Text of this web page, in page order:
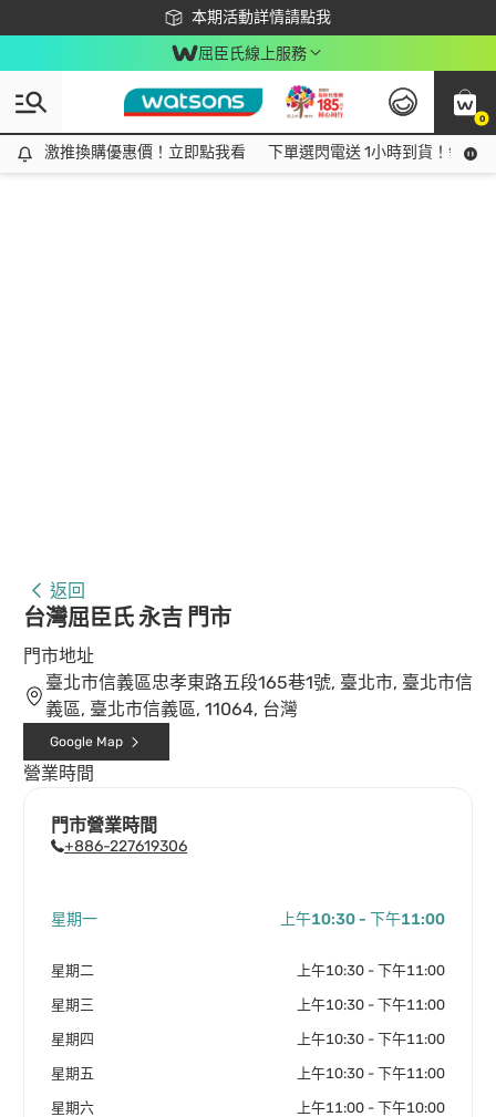
本期活動詳情請點我
下載app最高回饋$350
屈臣氏線上服務
0
激推換購優惠價！立即點我看
激推換購優惠價！立即點我看 下單選閃電送 1小時到貨！領神
返回
台灣屈臣氏 永吉 門市
門市地址
臺北市信義區忠孝東路五段165巷1號, 臺北市, 臺北市信
義區, 臺北市信義區, 11064, 台灣
Google Map
營業時間
門市營業時間
+886-227619306
星期一 上午10:30 - 下午11:00
星期二 上午10:30 - 下午11:00
星期三 上午10:30 - 下午11:00
星期四 上午10:30 - 下午11:00
星期五 上午10:30 - 下午11:00
星期六 上午11:00 - 下午10:00